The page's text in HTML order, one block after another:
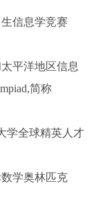
信息学竞赛
平洋地区信息
简称
学全球精英人才
学奥林匹克